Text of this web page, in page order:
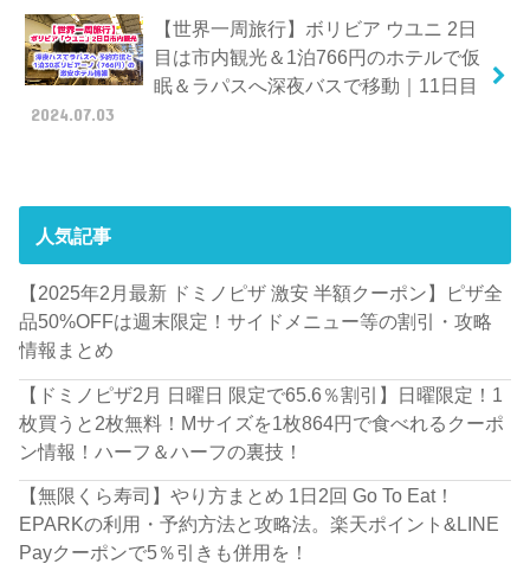
【世界一周旅行】ボリビア ウユニ 2日
目は市内観光＆1泊766円のホテルで仮
眠＆ラパスへ深夜バスで移動｜11日目
2024.07.03
人気記事
【2025年2月最新 ドミノピザ 激安 半額クーポン】ピザ全
品50%OFFは週末限定！サイドメニュー等の割引・攻略
情報まとめ
【ドミノピザ2月 日曜日 限定で65.6％割引】日曜限定！1
枚買うと2枚無料！Mサイズを1枚864円で食べれるクーポ
ン情報！ハーフ＆ハーフの裏技！
【無限くら寿司】やり方まとめ 1日2回 Go To Eat！
EPARKの利用・予約方法と攻略法。楽天ポイント&LINE
Payクーポンで5％引きも併用を！